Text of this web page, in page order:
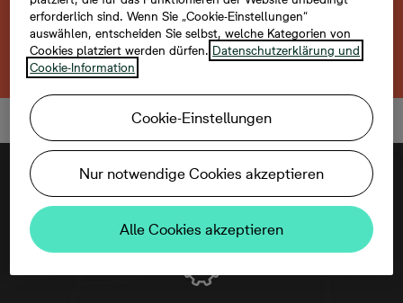
Sie sich gern weiter um.
Weitere Angebote
erforderlich sind. Wenn Sie „Cookie-Einstellungen“
auswählen, entscheiden Sie selbst, welche Kategorien von
Cookies platziert werden dürfen. Datenschutzerklärung und
Cookie-Information
Cookie-Einstellungen
Nur notwendige Cookies akzeptieren
Alle Cookies akzeptieren